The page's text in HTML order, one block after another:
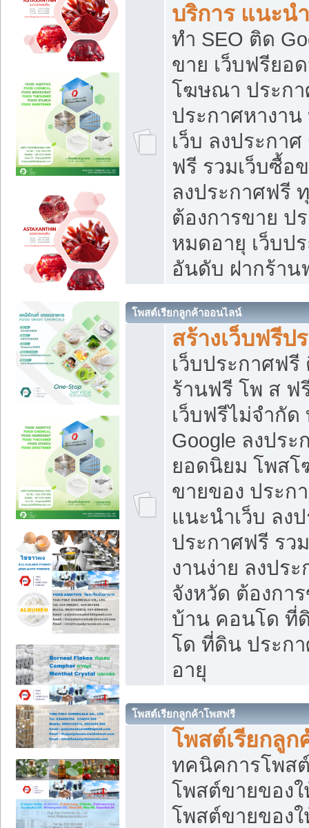
บริการ แนะน
ทำ SEO ติด
ขาย เว็บฟรียอ
โฆษณา ประกา
ประกาศหางา
เว็บ ลงประกา
ฟรี รวมเว็บซื้อ
ลงประกาศฟรี
ต้องการขาย ป
หมดอายุ เว็บป
อันดับ ฝากร้าน
โพสต์เรียกลูกค้าออนไลน์
สร้างเว็บฟรีป
เว็บประกาศฟ
ร้านฟรี โพ ส ฟ
เว็บฟรีไม่จำกัด
Google ลงประ
ยอดนิยม โพส
ขายของ ประก
แนะนำเว็บ ลง
ประกาศฟรี รว
งานง่าย ลงปร
จังหวัด ต้องกา
บ้าน คอนโด ที่
โด ที่ดิน ประก
อายุ
โพสต์เรียกลูกค้าโพสฟรี
โพสต์เรียกลูก
ทคนิคการโพส
โพสต์ขายของ
โพสต์ขายของ